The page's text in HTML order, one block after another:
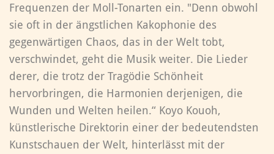
Frequenzen der Moll-Tonarten ein. "Denn obwohl
sie oft in der ängstlichen Kakophonie des
gegenwärtigen Chaos, das in der Welt tobt,
verschwindet, geht die Musik weiter. Die Lieder
derer, die trotz der Tragödie Schönheit
hervorbringen, die Harmonien derjenigen, die
Wunden und Welten heilen.“ Koyo Kouoh,
künstlerische Direktorin einer der bedeutendsten
Kunstschauen der Welt, hinterlässt mit der